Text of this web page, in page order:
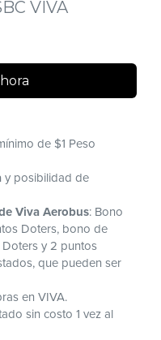
VIVA
de $1 Peso
y posibilidad de
Viva Aerobus: Bono
Doters, bono de
y 2 puntos
que pueden ser
en VIVA.
sin costo 1 vez al